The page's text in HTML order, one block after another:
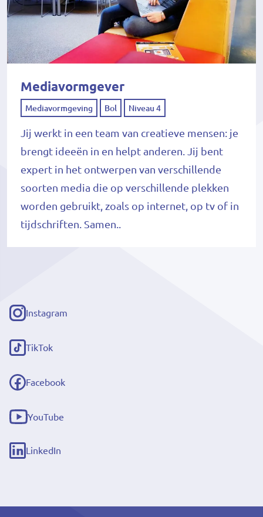
Mediavormgever
Mediavormgeving Bol Niveau 4
Jij werkt in een team van creatieve mensen: je
brengt ideeën in en helpt anderen. Jij bent
expert in het ontwerpen van verschillende
soorten media die op verschillende plekken
worden gebruikt, zoals op internet, op tv of in
tijdschriften. Samen..
Instagram
(externe
link)
TikTok
(externe
link)
Facebook
(externe
link)
YouTube
(externe
link)
LinkedIn
(externe